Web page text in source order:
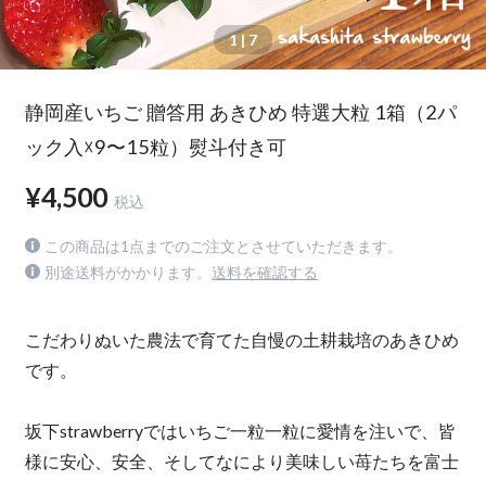
1| 7
静岡産いちご 贈答用 あきひめ 特選大粒 1箱（2パ
ック入☓9〜15粒）熨斗付き可
¥4,500 税込
この商品は1点までのご注文とさせていただきます。
別途送料がかかります。 送料を確認する
こだわりぬいた農法で育てた自慢の土耕栽培のあきひめ
です。
坂下strawberryではいちご一粒一粒に愛情を注いで、皆
様に安心、安全、そしてなにより美味しい苺たちを富士